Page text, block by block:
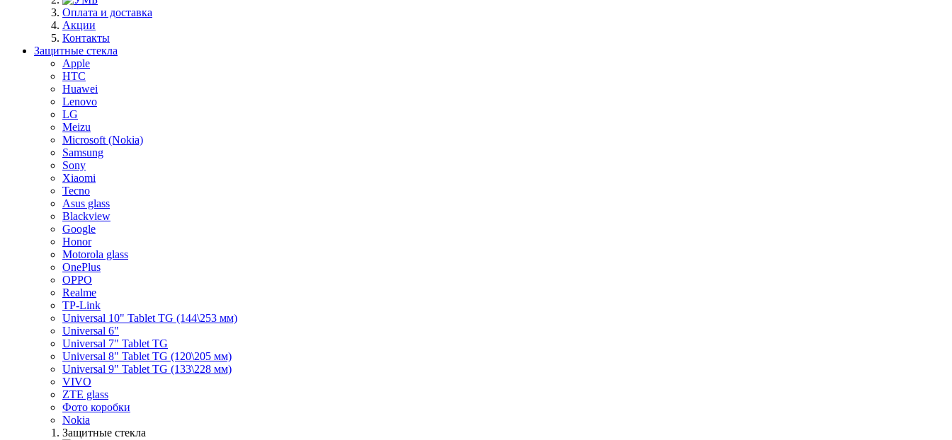
Оплата и доставка
Акции
Контакты
Защитные стекла
Apple
HTC
Huawei
Lenovo
LG
Meizu
Microsoft (Nokia)
Samsung
Sony
Xiaomi
Tecno
Asus glass
Blackview
Google
Honor
Motorola glass
OnePlus
OPPO
Realme
TP-Link
Universal 10" Tablet TG (144\253 мм)
Universal 6"
Universal 7" Tablet TG
Universal 8" Tablet TG (120\205 мм)
Universal 9" Tablet TG (133\228 мм)
VIVO
ZTE glass
Фото коробки
Nokia
Защитные стекла